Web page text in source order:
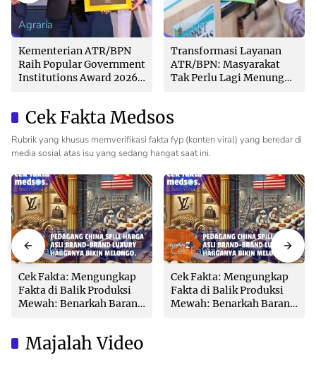
Agraria
Kementerian ATR/BPN
Raih Popular Government
Institutions Award 2026
Agraria
Transformasi Layanan
ATR/BPN: Masyarakat
Tak Perlu Lagi Menunggu
Cek Fakta Medsos
Rubrik yang khusus memverifikasi fakta fyp (konten viral) yang beredar di
media sosial atas isu yang sedang hangat saat ini.
Cek Fakta
Cek Fakta: Mengungkap
Fakta di Balik Produksi
Mewah: Benarkah Barang
Cek Fakta
Cek Fakta: Mengungkap
Fakta di Balik Produksi
Mewah: Benarkah Barang
Majalah Video